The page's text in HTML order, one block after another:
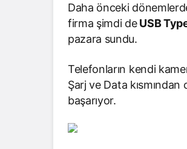
Daha önceki
firma şimdi deUSB
pazara sundu.
Telefonların kendi
Şarj ve Data
başarıyor.